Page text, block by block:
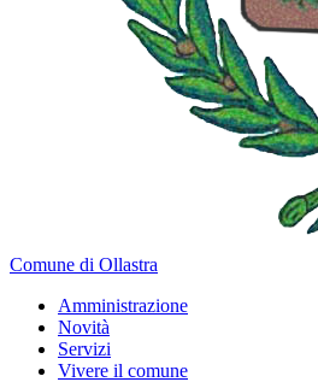
Comune di Ollastra
Amministrazione
Novità
Servizi
Vivere il comune